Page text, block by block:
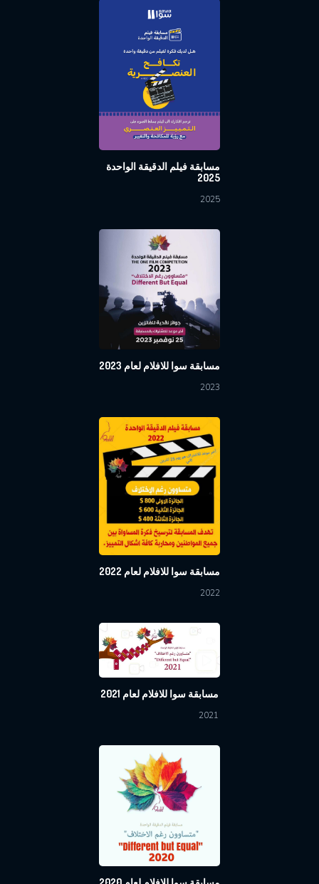
مسابقة فيلم الدقيقة الواحدة
2025
2025
مسابقة سوا للافلام لعام 2023
2023
مسابقة سوا للافلام لعام 2022
2022
مسابقة سوا للافلام لعام 2021
2021